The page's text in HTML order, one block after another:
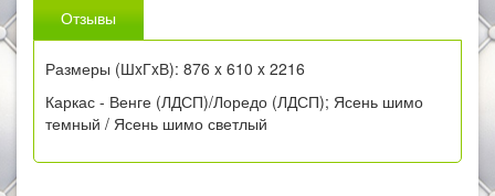
Отзывы
Размеры (ШxГxВ): 876 x 610 x 2216
Каркас - Венге (ЛДСП)/Лоредо (ЛДСП); Ясень шимо
темный / Ясень шимо светлый